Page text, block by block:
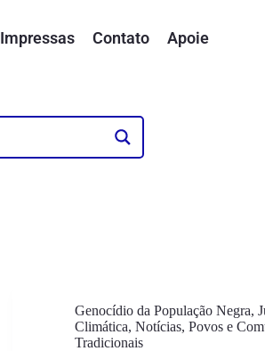
Impressas Contato Apoie
Genocídio da População Negra,
Climática,Notícias,Povos e
Tradicionais